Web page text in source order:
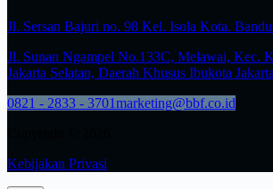
Jl. Sersan Bajuri no. 98 Kel. Isola Kota.
Jl. Sunan Ngampel No.133C, Melawai, Kec.
Jakarta Selatan, Daerah Khusus Ibukota
0821 - 2833 - 3701marketing@bbf.co.id
Kebijakan Privasi